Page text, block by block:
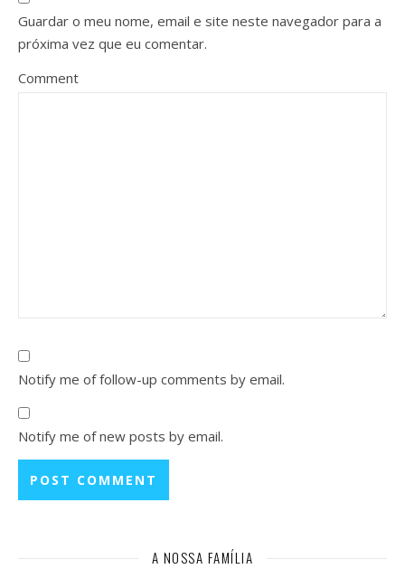
Guardar o meu nome, email e site neste navegador para a
próxima vez que eu comentar.
Comment
Notify me of follow-up comments by email.
Notify me of new posts by email.
A NOSSA FAMÍLIA